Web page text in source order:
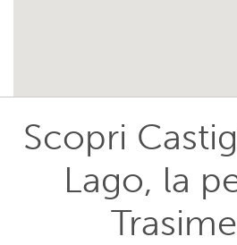
Scopri
Lago, la